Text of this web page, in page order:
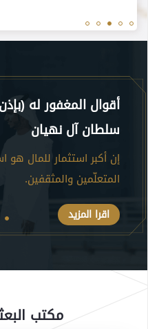
أقوال المغفور له
سلطان آل نهيان
إن أكبر استثمار للمال هو
المتعلّمين والمثقفين.
اقرا المزيد
مكتب